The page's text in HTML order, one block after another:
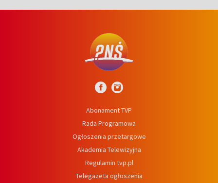
Abonament TVP
Rada Programowa
Ogłoszenia przetargowe
Akademia Telewizyjna
Regulamin tvp.pl
Telegazeta ogłoszenia